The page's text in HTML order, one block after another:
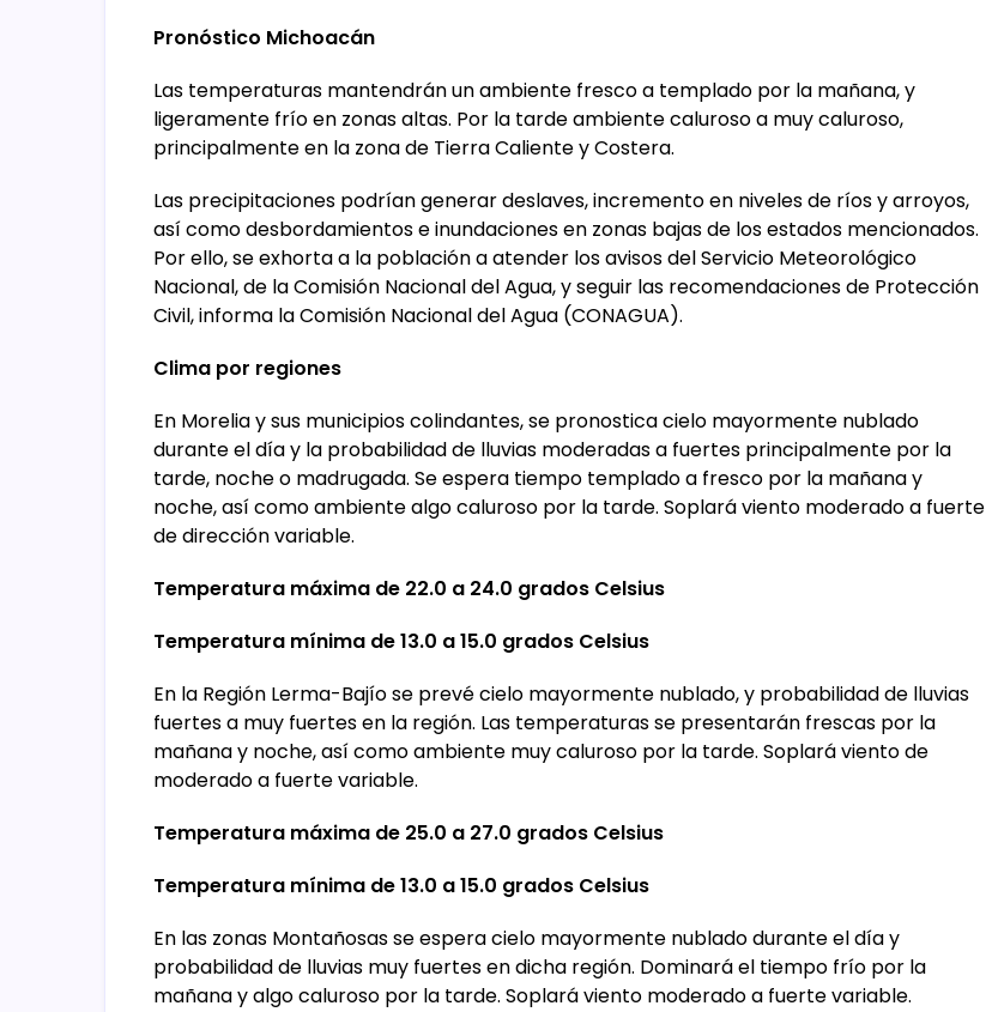
Pronóstico Michoacán
Las temperaturas mantendrán un ambiente fresco a templado por la mañana, y
ligeramente frío en zonas altas. Por la tarde ambiente caluroso a muy caluroso,
principalmente en la zona de Tierra Caliente y Costera.
Las precipitaciones podrían generar deslaves, incremento en niveles de ríos y arroyos,
así como desbordamientos e inundaciones en zonas bajas de los estados mencionados.
Por ello, se exhorta a la población a atender los avisos del Servicio Meteorológico
Nacional, de la Comisión Nacional del Agua, y seguir las recomendaciones de Protección
Civil, informa la Comisión Nacional del Agua (CONAGUA).
Clima por regiones
En Morelia y sus municipios colindantes, se pronostica cielo mayormente nublado
durante el día y la probabilidad de lluvias moderadas a fuertes principalmente por la
tarde, noche o madrugada. Se espera tiempo templado a fresco por la mañana y
noche, así como ambiente algo caluroso por la tarde. Soplará viento moderado a fuerte
de dirección variable.
Temperatura máxima de 22.0 a 24.0 grados Celsius
Temperatura mínima de 13.0 a 15.0 grados Celsius
En la Región Lerma-Bajío se prevé cielo mayormente nublado, y probabilidad de lluvias
fuertes a muy fuertes en la región. Las temperaturas se presentarán frescas por la
mañana y noche, así como ambiente muy caluroso por la tarde. Soplará viento de
moderado a fuerte variable.
Temperatura máxima de 25.0 a 27.0 grados Celsius
Temperatura mínima de 13.0 a 15.0 grados Celsius
En las zonas Montañosas se espera cielo mayormente nublado durante el día y
probabilidad de lluvias muy fuertes en dicha región. Dominará el tiempo frío por la
mañana y algo caluroso por la tarde. Soplará viento moderado a fuerte variable.